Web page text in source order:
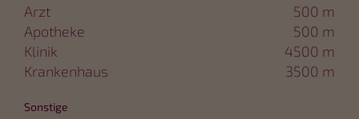
Arzt
500 m
Apotheke
500 m
Klinik
4500 m
Krankenhaus
3500 m
Sonstige